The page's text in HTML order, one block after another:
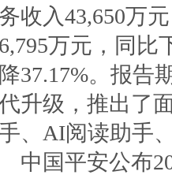
收入43,650万
万元，同比
37.17%。报告
升级，推出了
、AI阅读助手
国平安公布